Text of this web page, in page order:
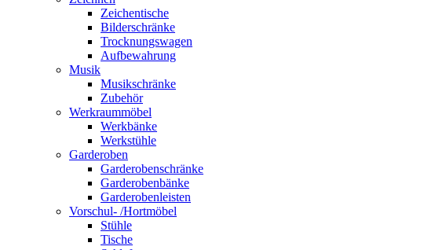
Zeichentische
Bilderschränke
Trocknungswagen
Aufbewahrung
Musik
Musikschränke
Zubehör
Werkraummöbel
Werkbänke
Werkstühle
Garderoben
Garderobenschränke
Garderobenbänke
Garderobenleisten
Vorschul- /Hortmöbel
Stühle
Tische